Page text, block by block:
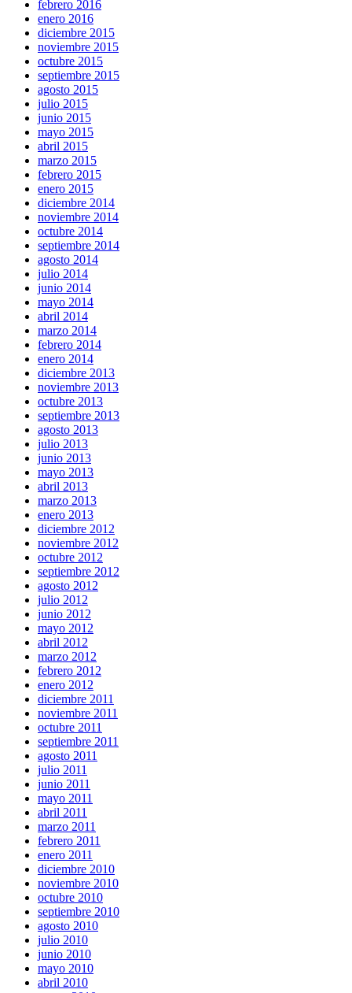
febrero 2016
enero 2016
diciembre 2015
noviembre 2015
octubre 2015
septiembre 2015
agosto 2015
julio 2015
junio 2015
mayo 2015
abril 2015
marzo 2015
febrero 2015
enero 2015
diciembre 2014
noviembre 2014
octubre 2014
septiembre 2014
agosto 2014
julio 2014
junio 2014
mayo 2014
abril 2014
marzo 2014
febrero 2014
enero 2014
diciembre 2013
noviembre 2013
octubre 2013
septiembre 2013
agosto 2013
julio 2013
junio 2013
mayo 2013
abril 2013
marzo 2013
enero 2013
diciembre 2012
noviembre 2012
octubre 2012
septiembre 2012
agosto 2012
julio 2012
junio 2012
mayo 2012
abril 2012
marzo 2012
febrero 2012
enero 2012
diciembre 2011
noviembre 2011
octubre 2011
septiembre 2011
agosto 2011
julio 2011
junio 2011
mayo 2011
abril 2011
marzo 2011
febrero 2011
enero 2011
diciembre 2010
noviembre 2010
octubre 2010
septiembre 2010
agosto 2010
julio 2010
junio 2010
mayo 2010
abril 2010